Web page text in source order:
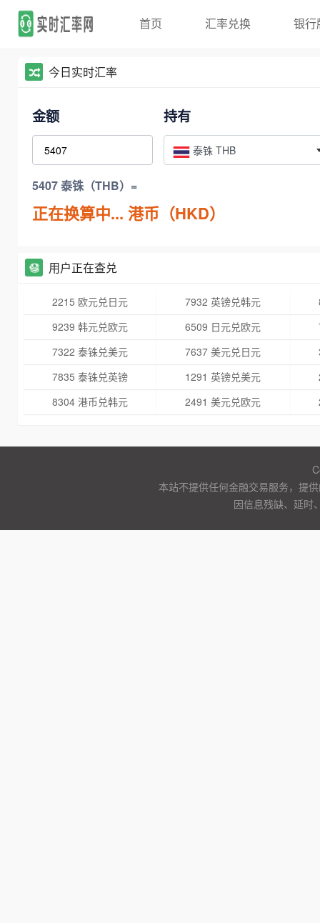
首页 汇率兑换 银行
今日实时汇率
金额 持有
泰铢 THB
5407 泰铢（THB）=
正在换算中... 港币（HKD）
用户正在查兑
2215 欧元兑日元 7932 英镑兑韩元
9239 韩元兑欧元
6509 日元兑欧元
7322 泰铢兑美元
7637 美元兑日元
7835 泰铢兑英镑
1291 英镑兑美元
8304 港币兑韩元
2491 美元兑欧元
本站不提供任何金融交易服务，提
因信息残缺、延时